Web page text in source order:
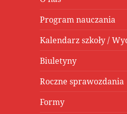
Program nauczania
Kalendarz szkoły /
Biuletyny
Roczne sprawozdania
Formy